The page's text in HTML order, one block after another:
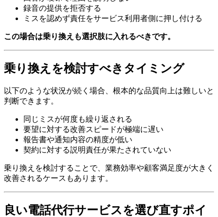
録音の提供を拒否する
ミスを認めず責任をサービス利用者側に押し付ける
この場合は乗り換えも選択肢に入れるべきです。
乗り換えを検討すべきタイミング
以下のような状況が続く場合、根本的な品質向上は難しいと
判断できます。
同じミスが何度も繰り返される
要望に対する改善スピードが極端に遅い
報告書や通知内容の精度が低い
契約に対する説明責任が果たされていない
乗り換えを検討することで、業務効率や顧客満足度が大きく
改善されるケースもあります。
良い電話代行サービスを選び直すポイ